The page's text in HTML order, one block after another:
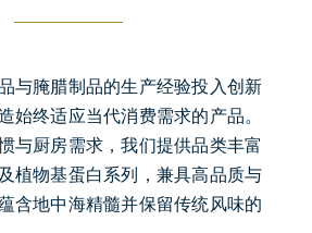
与腌腊制品的生产经验投入创新
始终适应当代消费需求的产品。
与厨房需求，我们提供品类丰富
植物基蛋白系列，兼具高品质与
含地中海精髓并保留传统风味的